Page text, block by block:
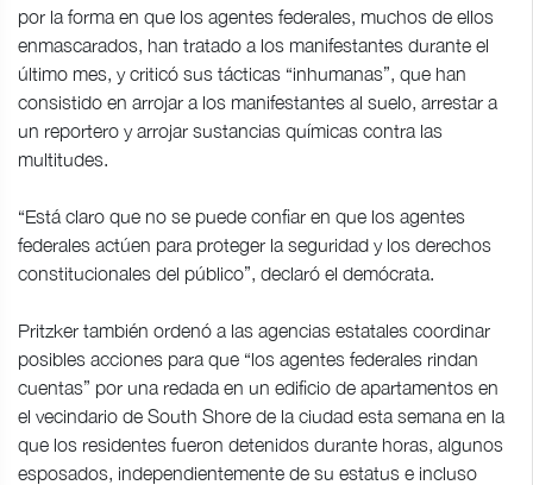
por la forma en que los agentes federales, muchos de ellos
enmascarados, han tratado a los manifestantes durante el
último mes, y criticó sus tácticas “inhumanas”, que han
consistido en arrojar a los manifestantes al suelo, arrestar a
un reportero y arrojar sustancias químicas contra las
multitudes.
“Está claro que no se puede confiar en que los agentes
federales actúen para proteger la seguridad y los derechos
constitucionales del público”, declaró el demócrata.
Pritzker también ordenó a las agencias estatales coordinar
posibles acciones para que “los agentes federales rindan
cuentas” por una redada en un edificio de apartamentos en
el vecindario de South Shore de la ciudad esta semana en la
que los residentes fueron detenidos durante horas, algunos
esposados, independientemente de su estatus e incluso